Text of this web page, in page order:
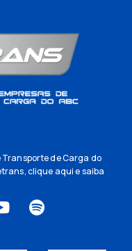
Transporte de Carga do
clique aquie saiba